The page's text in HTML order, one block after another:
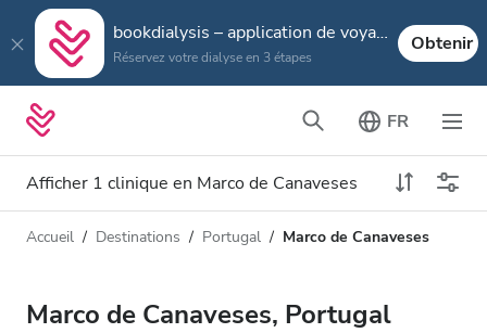
bookdialysis – application de voyage
Réservez votre dialyse en 3 étapes
Obtenir
FR
Afficher 1 clinique en Marco de Canaveses
Type de dialyse
Toutes les dialyses
Distance
Accueil Destinations Portugal Marco de Canaveses
Marco de Canaveses, Portugal